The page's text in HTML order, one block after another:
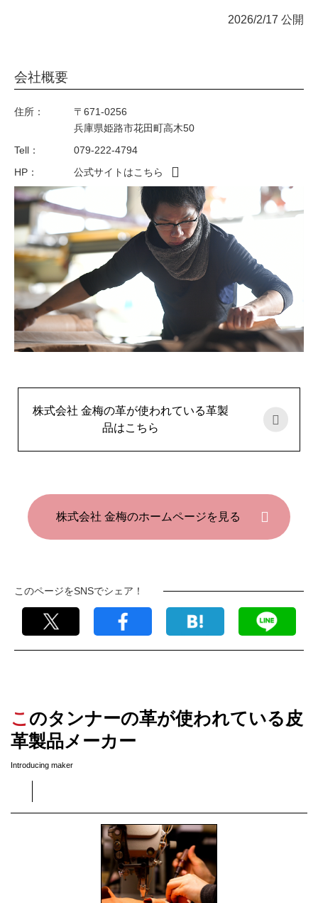
2026/2/17 公開
会社概要
住所：
〒671-0256
兵庫県姫路市花田町高木50
Tell：
079-222-4794
HP：
公式サイトはこちら
株式会社 金梅の革が使われている革製
品はこちら
株式会社 金梅のホームページを見る
このページをSNSでシェア！
このタンナーの革が使われている皮
革製品メーカー
Introducing maker